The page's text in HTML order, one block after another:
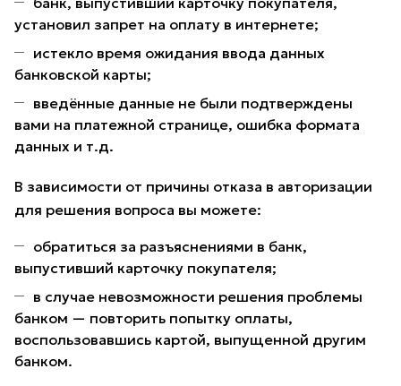
установил запрет на оплату в интернете;
истекло время ожидания ввода данных
банковской карты;
введённые данные не были подтверждены
вами на платежной странице, ошибка формата
данных и т.д.
В зависимости от причины отказа в авторизации
для решения вопроса вы можете:
обратиться за разъяснениями в банк,
выпустивший карточку покупателя;
в случае невозможности решения проблемы
банком — повторить попытку оплаты,
воспользовавшись картой, выпущенной другим
банком.